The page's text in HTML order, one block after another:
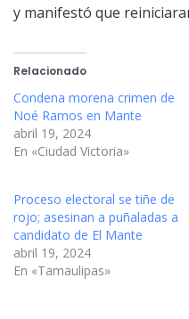
y manifestó que
Relacionado
Condena morena crimen de
Noé Ramos en Mante
abril 19, 2024
En «Ciudad Victoria»
Proceso electoral se tiñe de
rojo; asesinan a puñaladas a
candidato de El Mante
abril 19, 2024
En «Tamaulipas»